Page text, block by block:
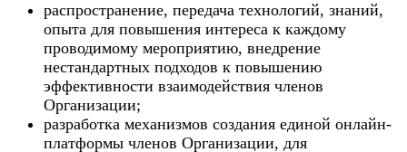
распространение, передача технологий, знаний,
опыта для повышения интереса к каждому
проводимому мероприятию, внедрение
нестандартных подходов к повышению
эффективности взаимодействия членов
Организации;
разработка механизмов создания единой онлайн-
платформы членов Организации, для